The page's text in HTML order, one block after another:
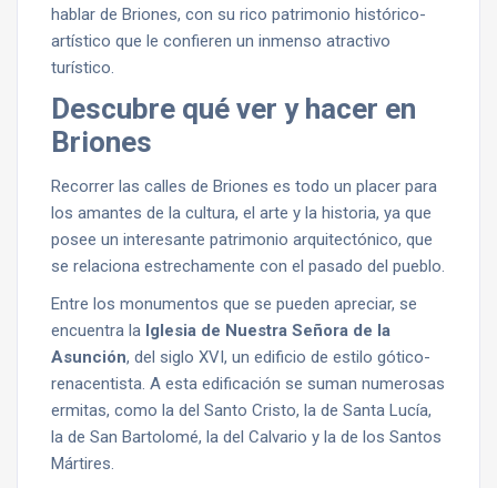
hablar de Briones, con su rico patrimonio histórico-
artístico que le confieren un inmenso atractivo
turístico.
Descubre qué ver y hacer en
Briones
Recorrer las calles de Briones es todo un placer para
los amantes de la cultura, el arte y la historia, ya que
posee un interesante patrimonio arquitectónico, que
se relaciona estrechamente con el pasado del pueblo.
Entre los monumentos que se pueden apreciar, se
encuentra la Iglesia de Nuestra Señora de la
Asunción, del siglo XVI, un edificio de estilo gótico-
renacentista. A esta edificación se suman numerosas
ermitas, como la del Santo Cristo, la de Santa Lucía,
la de San Bartolomé, la del Calvario y la de los Santos
Mártires.